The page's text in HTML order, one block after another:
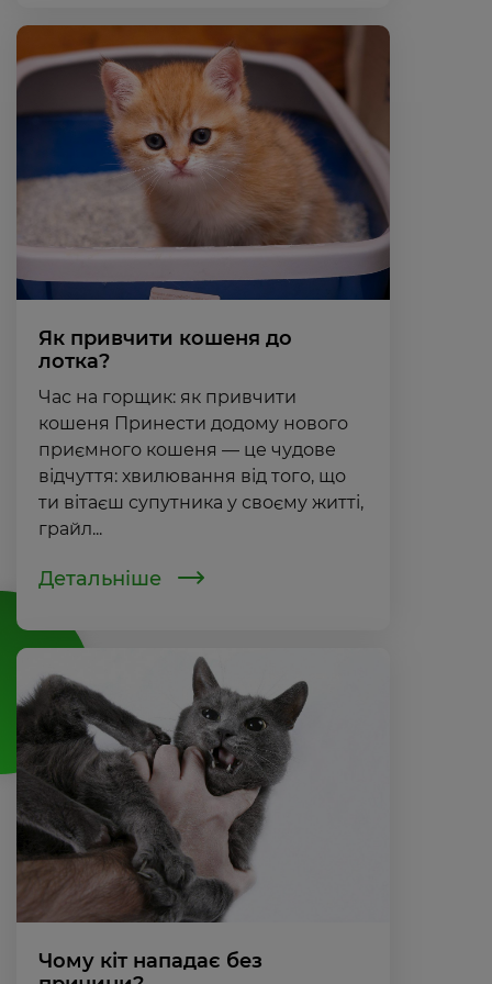
Як привчити кошеня до
лотка?
Час на горщик: як привчити
кошеня Принести додому нового
приємного кошеня — це чудове
відчуття: хвилювання від того, що
ти вітаєш супутника у своєму житті,
грайл...
Детальніше
Чому кіт нападає без